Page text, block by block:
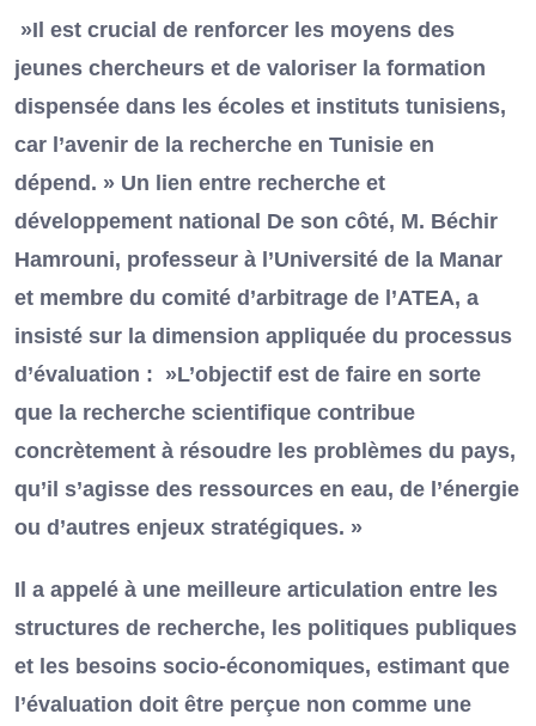
»Il est crucial de renforcer les moyens des
jeunes chercheurs et de valoriser la formation
dispensée dans les écoles et instituts tunisiens,
car l’avenir de la recherche en Tunisie en
dépend. » Un lien entre recherche et
développement national De son côté, M. Béchir
Hamrouni, professeur à l’Université de la Manar
et membre du comité d’arbitrage de l’ATEA, a
insisté sur la dimension appliquée du processus
d’évaluation : »L’objectif est de faire en sorte
que la recherche scientifique contribue
concrètement à résoudre les problèmes du pays,
qu’il s’agisse des ressources en eau, de l’énergie
ou d’autres enjeux stratégiques. »
Il a appelé à une meilleure articulation entre les
structures de recherche, les politiques publiques
et les besoins socio-économiques, estimant que
l’évaluation doit être perçue non comme une